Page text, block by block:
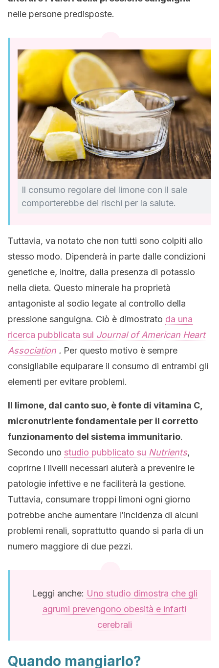
nelle persone predisposte.
Il consumo regolare del limone con il sale
comporterebbe dei rischi per la salute.
Tuttavia, va notato che non tutti sono colpiti allo
stesso modo. Dipenderà in parte dalle condizioni
genetiche e, inoltre, dalla presenza di potassio
nella dieta. Questo minerale ha proprietà
antagoniste al sodio legate al controllo della
pressione sanguigna. Ciò è dimostrato da una
ricerca pubblicata sul Journal of American Heart
Association . Per questo motivo è sempre
consigliabile equiparare il consumo di entrambi gli
elementi per evitare problemi.
Il limone, dal canto suo, è fonte di vitamina C,
micronutriente fondamentale per il corretto
funzionamento del sistema immunitario.
Secondo uno studio pubblicato su Nutrients,
coprirne i livelli necessari aiuterà a prevenire le
patologie infettive e ne faciliterà la gestione.
Tuttavia, consumare troppi limoni ogni giorno
potrebbe anche aumentare l’incidenza di alcuni
problemi renali, soprattutto quando si parla di un
numero maggiore di due pezzi.
Leggi anche: Uno studio dimostra che gli
agrumi prevengono obesità e infarti
cerebrali
Quando mangiarlo?